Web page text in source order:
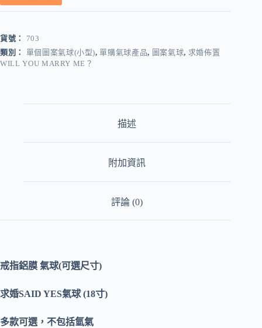
鋁
氣
球
(多
款
貨號： 703
類別： 單個圖案氣球(小型), 單購氣球產品, 圖案氣球, 求婚佈置
WILL YOU MARRY ME？
描述
附加資訊
評論 (0)
戒指鋁膜 氣球(可選尺寸)
求婚SAID YES氣球 (18寸)
多款可選，不包括氫氣